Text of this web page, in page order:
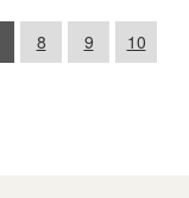
8 9
10